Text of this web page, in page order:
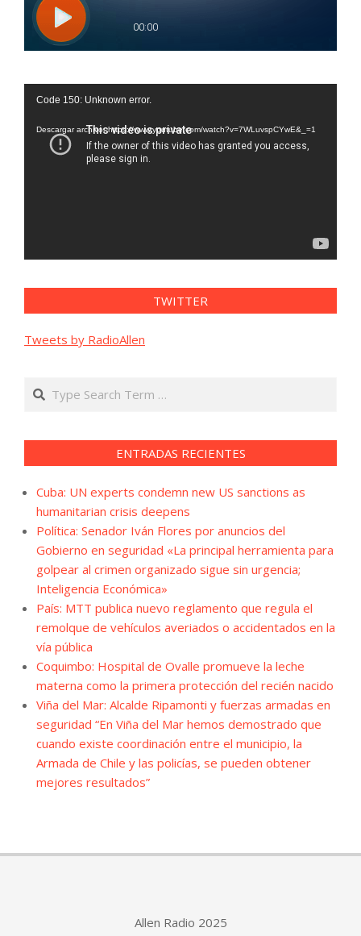
Reproductor
vídeo
Code 150: Unknown error.
Descargar archivo: https://www.youtube.com/watch?v=7WLuvspCYwE&_=1
TWITTER
Tweets by RadioAllen
Search
ENTRADAS RECIENTES
Cuba: UN experts condemn new US sanctions as
humanitarian crisis deepens
Política: Senador Iván Flores por anuncios del
Gobierno en seguridad «La principal herramienta para
golpear al crimen organizado sigue sin urgencia;
Inteligencia Económica»
País: MTT publica nuevo reglamento que regula el
remolque de vehículos averiados o accidentados en la
vía pública
Coquimbo: Hospital de Ovalle promueve la leche
materna como la primera protección del recién nacido
Viña del Mar: Alcalde Ripamonti y fuerzas armadas en
seguridad “En Viña del Mar hemos demostrado que
cuando existe coordinación entre el municipio, la
Armada de Chile y las policías, se pueden obtener
mejores resultados”
Allen Radio 2025